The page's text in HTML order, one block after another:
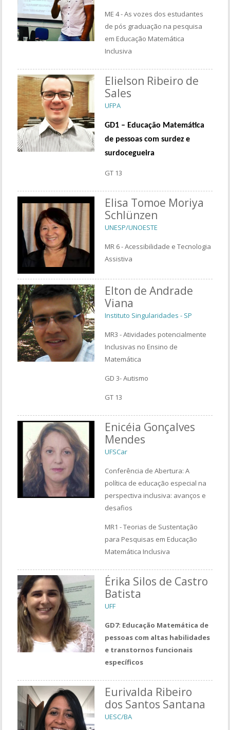
ME 4 - As vozes dos estudantes
de pós graduação na pesquisa
em Educação Matemática
Inclusiva
Elielson Ribeiro de
Sales
UFPA
GD1 – Educação Matemática
de pessoas com surdez e
surdocegueira
GT 13
Elisa Tomoe Moriya
Schlünzen
UNESP/UNOESTE
MR 6 - Acessibilidade e Tecnologia
Assistiva
Elton de Andrade
Viana
Instituto Singularidades - SP
MR3 - Atividades potencialmente
Inclusivas no Ensino de
Matemática
GD 3- Autismo
GT 13
Enicéia Gonçalves
Mendes
UFSCar
Conferência de Abertura: A
política de educação especial na
perspectiva inclusiva: avanços e
desafios
MR1 - Teorias de Sustentação
para Pesquisas em Educação
Matemática Inclusiva
Érika Silos de Castro
Batista
UFF
GD7: Educação Matemática de
pessoas com altas habilidades
e transtornos funcionais
específicos
Eurivalda Ribeiro
dos Santos Santana
UESC/BA